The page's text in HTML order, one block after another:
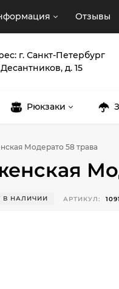
Отзывы
г. Санкт-Петербург
д. 15
Рюкзаки
Модерато 58 трава
В НАЛИЧИИ АРТИКУЛ: